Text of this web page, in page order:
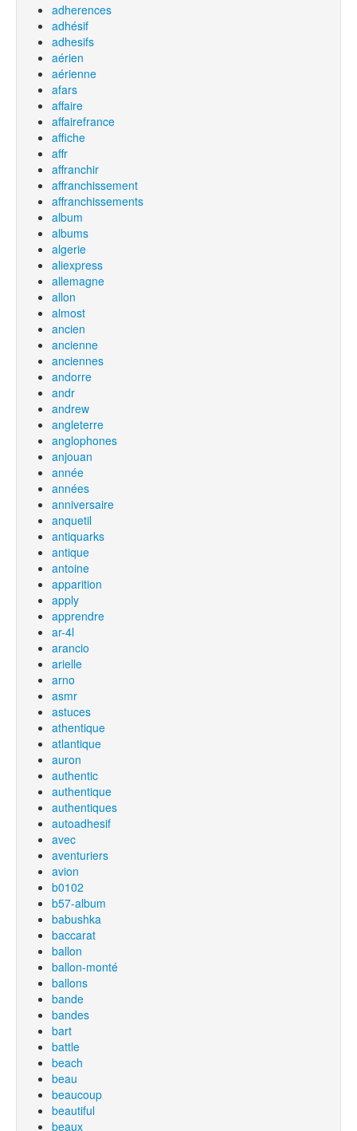
adherences
adhésif
adhesifs
aérien
aérienne
afars
affaire
affairefrance
affiche
affr
affranchir
affranchissement
affranchissements
album
albums
algerie
aliexpress
allemagne
allon
almost
ancien
ancienne
anciennes
andorre
andr
andrew
angleterre
anglophones
anjouan
année
années
anniversaire
anquetil
antiquarks
antique
antoine
apparition
apply
apprendre
ar-4l
arancio
arielle
arno
asmr
astuces
athentique
atlantique
auron
authentic
authentique
authentiques
autoadhesif
avec
aventuriers
avion
b0102
b57-album
babushka
baccarat
ballon
ballon-monté
ballons
bande
bandes
bart
battle
beach
beau
beaucoup
beautiful
beaux